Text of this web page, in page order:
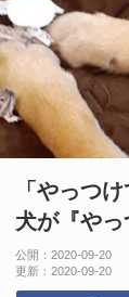
「やっつ
犬が『や
公開： 2020-09-20
更新： 2020-09-20